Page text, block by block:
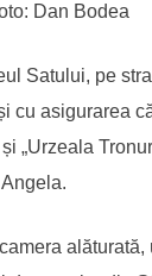
Dan Bodea
Satului, pe
asigurarea
„Urzeala